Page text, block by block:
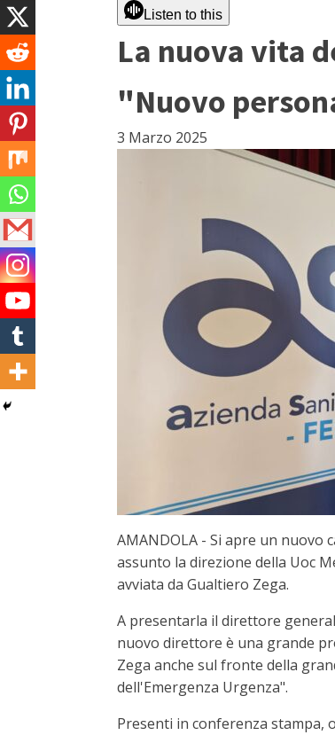
Listen to this
La nuova vita
"Nuovo
3 Marzo 2025
AMANDOLA - Si apre un nuovo
assunto la direzione della Uoc
avviata da Gualtiero Zega.
A presentarla il direttore
nuovo direttore è una grande
Zega anche sul fronte della
dell'Emergenza Urgenza".
Presenti in conferenza stampa,